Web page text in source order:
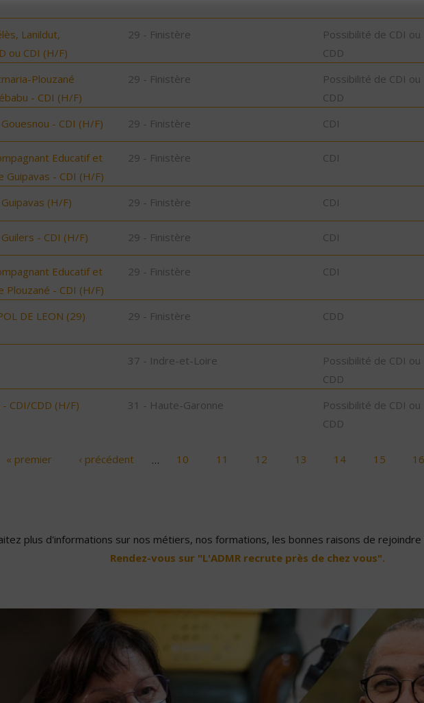
Lanildut,
ou CDI (H/F)
29 - Finistère
Possibilité de CDI ou
CDD
Plouzané
- CDI (H/F)
29 - Finistère
Possibilité de CDI ou
CDD
- CDI (H/F) 29 - Finistère CDI
Educatif et
Guipavas - CDI (H/F)
29 - Finistère CDI
(H/F) 29 - Finistère CDI
- CDI (H/F) 29 - Finistère CDI
Educatif et
Plouzané - CDI (H/F)
29 - Finistère CDI
DE LEON (29)
29 - Finistère CDD
37 - Indre-et-Loire
Possibilité de CDI ou
CDD
CDI/CDD (H/F) 31 - Haute-Garonne
Possibilité de CDI ou
CDD
« premier ‹ précédent … 10 11 12 13 14 15 16
plus d'informations sur nos métiers, nos formations, les bonnes raisons de rejoindre
Rendez-vous sur "L'ADMR recrute près de chez vous".